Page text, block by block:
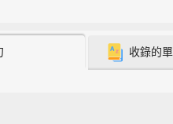
steel surfaces an extra
收錄的